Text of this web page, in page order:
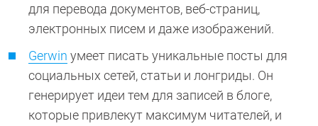
для перевода документов, веб-страниц,
электронных писем и даже изображений.
Gerwin умеет писать уникальные посты для
социальных сетей, статьи и лонгриды. Он
генерирует идеи тем для записей в блоге,
которые привлекут максимум читателей, и